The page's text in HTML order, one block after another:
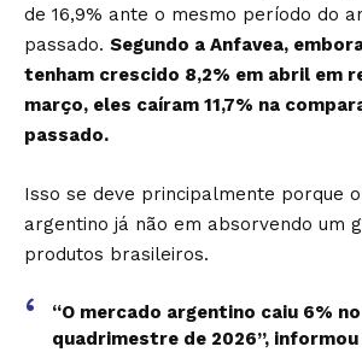
de 16,9% ante o mesmo período do
passado. Segundo a Anfavea,
tenham crescido 8,2% em abril em
março, eles caíram 11,7% na
passado.
Isso se deve principalmente porque
argentino já não em absorvendo um
produtos brasileiros.
“O mercado argentino caiu 6%
quadrimestre de 2026”, informou